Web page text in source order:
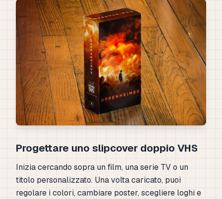
Progettare uno slipcover doppio VHS
Inizia cercando sopra un film, una serie TV o un
titolo personalizzato. Una volta caricato, puoi
regolare i colori, cambiare poster, scegliere loghi e